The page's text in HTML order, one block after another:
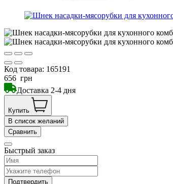
Код товара: 165191
656 грн
Доставка 2-4 дня
Купить
В список желаний
Сравнить
Быстрый заказ
Подтвердить